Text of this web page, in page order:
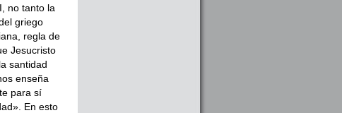
no tanto la
griego
regla de
Jesucristo
santidad
enseña
para sí
En esto